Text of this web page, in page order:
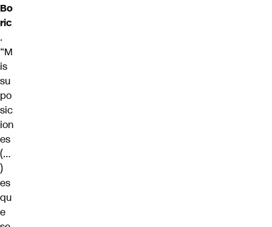
Bo
ric
.
“M
is
su
po
sic
ion
es
(…
)
es
qu
e